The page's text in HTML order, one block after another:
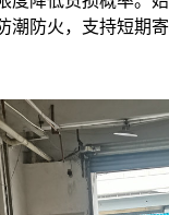
潮防火，支持短期